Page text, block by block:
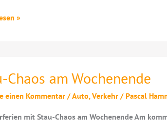
»
Chaos am Wochenende
einen Kommentar/Auto,Verkehr / Pascal
mit Stau-Chaos am Wochenende Am